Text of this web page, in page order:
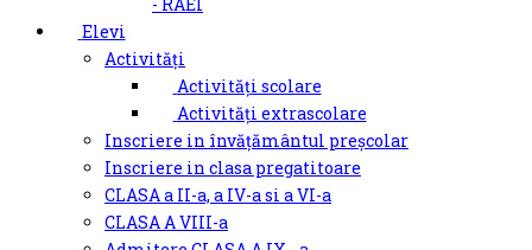
- RAEI
Elevi
Activități
Activități scolare
Activități extrascolare
Inscriere in învățământul preșcolar
Inscriere in clasa pregatitoare
CLASA a II-a, a IV-a si a VI-a
CLASA A VIII-a